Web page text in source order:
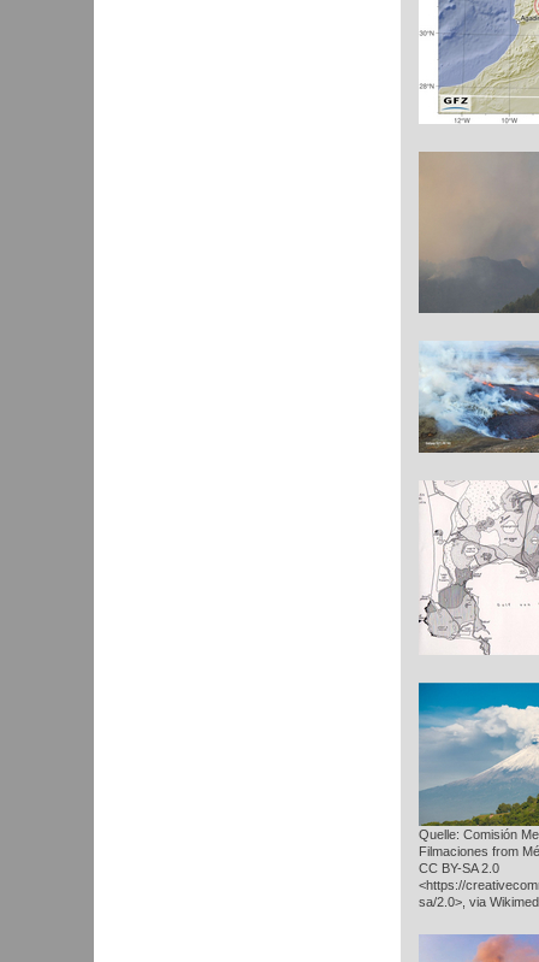
Quelle: Comisión
Filmaciones from
CC BY-SA 2.0
<https://
sa/2.0>, via